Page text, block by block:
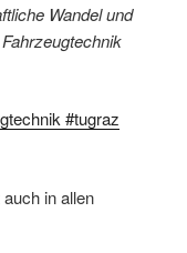
Wandel und
#tugraz
in allen